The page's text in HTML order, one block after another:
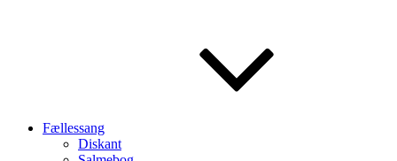
Fællessang
Diskant